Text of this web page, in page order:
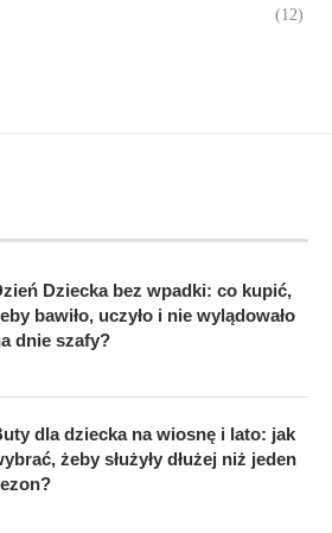
(12)
Dziecka bez wpadki: co kupić,
bawiło, uczyło i nie wylądowało
dnie szafy?
dla dziecka na wiosnę i lato: jak
żeby służyły dłużej niż jeden